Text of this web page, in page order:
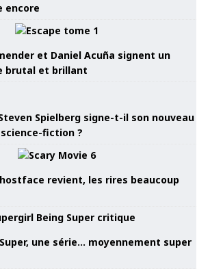
encore
et Daniel Acuña signent un
brutal et brillant
Spielberg signe-t-il son nouveau
fiction ?
revient, les rires beaucoup
une série… moyennement super